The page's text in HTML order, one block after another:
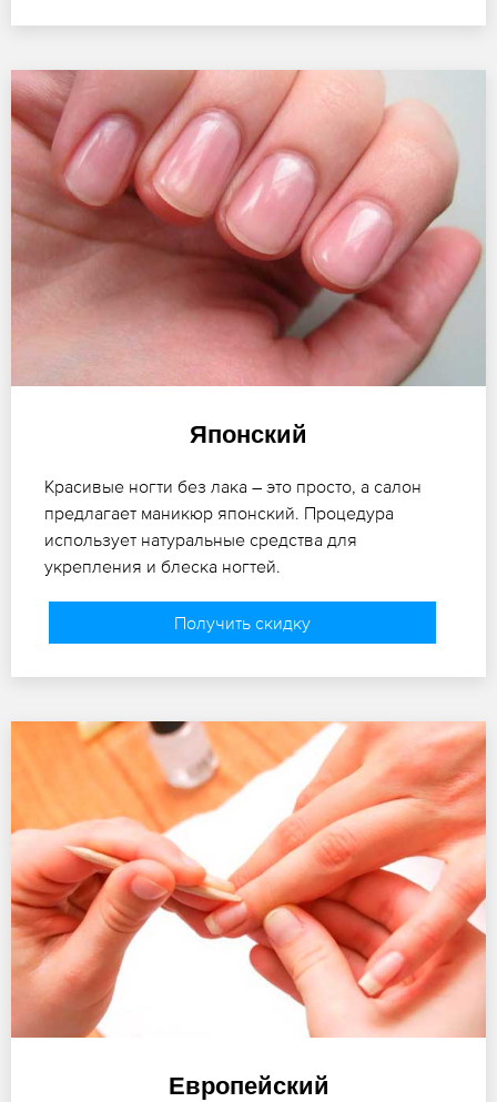
Японский
Красивые ногти без лака – это просто, а салон
предлагает маникюр японский. Процедура
использует натуральные средства для
укрепления и блеска ногтей.
Получить скидку
Европейский